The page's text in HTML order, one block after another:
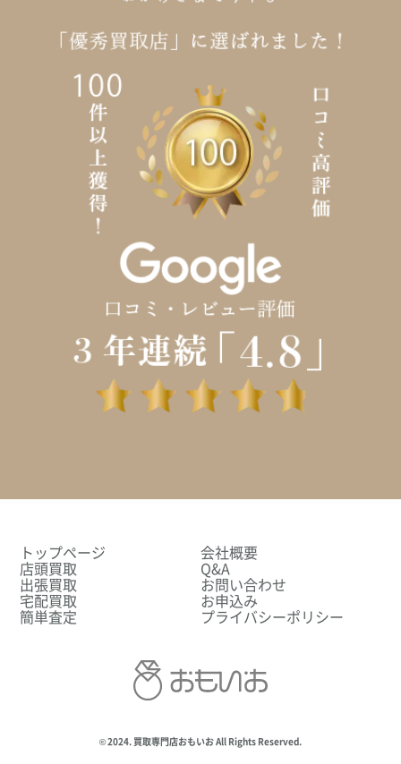
トップページ
店頭買取
出張買取
宅配買取
簡単査定
会社概要
Q&A
お問い合わせ
お申込み
プライバシーポリシー
© 2024. 買取専門店おもいお All Rights Reserved.